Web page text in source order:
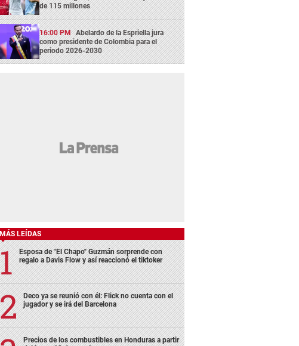
de 115 millones
16:00 PM Abelardo de la Espriella jura
como presidente de Colombia para el
periodo 2026-2030
MÁS LEÍDAS
Esposa de "El Chapo" Guzmán sorprende con
regalo a Davis Flow y así reaccionó el tiktoker
Deco ya se reunió con él: Flick no cuenta con el
jugador y se irá del Barcelona
Precios de los combustibles en Honduras a partir